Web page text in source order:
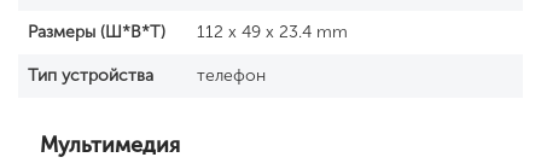
Размеры (Ш*В*Т) 112 x 49 x 23.4 mm
Тип устройства телефон
Мультимедия